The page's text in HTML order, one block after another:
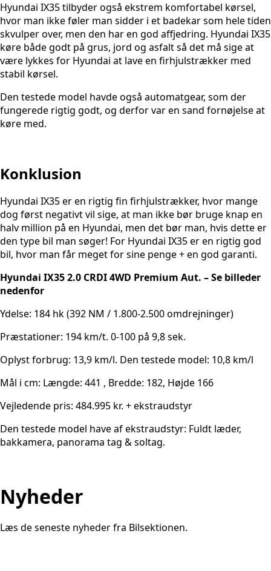
Hyundai IX35 tilbyder også ekstrem komfortabel kørsel,
hvor man ikke føler man sidder i et badekar som hele tiden
skvulper over, men den har en god affjedring. Hyundai IX35
køre både godt på grus, jord og asfalt så det må sige at
være lykkes for Hyundai at lave en firhjulstrækker med
stabil kørsel.
Den testede model havde også automatgear, som der
fungerede rigtig godt, og derfor var en sand fornøjelse at
køre med.
Konklusion
Hyundai IX35 er en rigtig fin firhjulstrækker, hvor mange
dog først negativt vil sige, at man ikke bør bruge knap en
halv million på en Hyundai, men det bør man, hvis dette er
den type bil man søger! For Hyundai IX35 er en rigtig god
bil, hvor man får meget for sine penge + en god garanti.
Hyundai IX35 2.0 CRDI 4WD Premium Aut. – Se billeder
nedenfor
Ydelse: 184 hk (392 NM / 1.800-2.500 omdrejninger)
Præstationer: 194 km/t. 0-100 på 9,8 sek.
Oplyst forbrug: 13,9 km/l. Den testede model: 10,8 km/l
Mål i cm: Længde: 441 , Bredde: 182, Højde 166
Vejledende pris: 484.995 kr. + ekstraudstyr
Den testede model have af ekstraudstyr: Fuldt læder,
bakkamera, panorama tag & soltag.
Nyheder
Læs de seneste nyheder fra Bilsektionen.